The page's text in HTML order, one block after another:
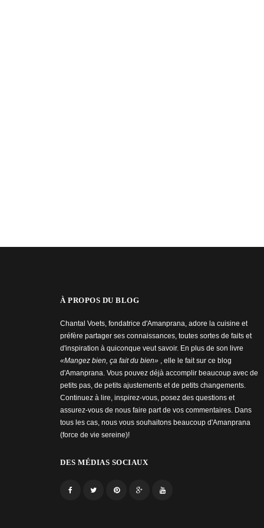
À PROPOS DU BLOG
Chantal Voets, fondatrice d'Amanprana, adore la cuisine et
préfère partager ses connaissances, toutes sortes de faits et
d'inspiration à quiconque veut savoir. En plus de son livre
«Mangez bien, ça fait du bien»
, elle le fait sur ce blog
d'Amanprana. Vous pouvez déjà accomplir beaucoup avec de
petits pas, de petits ajustements et de petits changements.
Continuez à lire, inspirez-vous, posez des questions et
assurez-vous de nous faire part de vos commentaires. Dans
tous les cas, nous vous souhaitons beaucoup d'Amanprana
(force de vie sereine)!
DES MÉDIAS SOCIAUX